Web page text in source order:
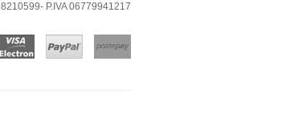
P.IVA 06779941217